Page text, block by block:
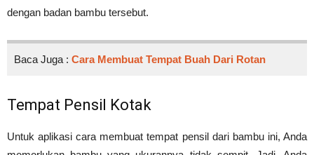
dengan badan bambu tersebut.
Baca Juga : Cara Membuat Tempat Buah Dari Rotan
Tempat Pensil Kotak
Untuk aplikasi cara membuat tempat pensil dari bambu ini, Anda